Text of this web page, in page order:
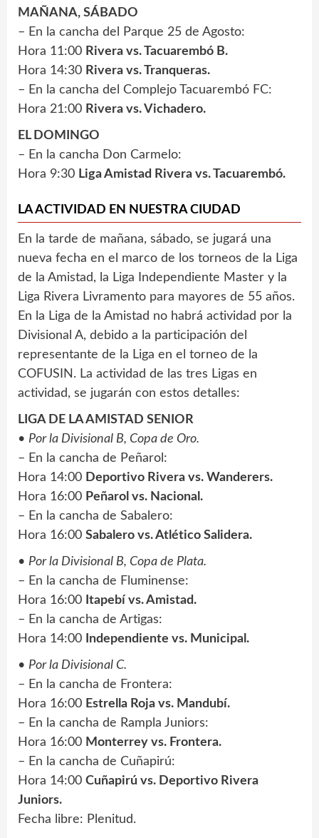
MAÑANA, SÁBADO
– En la cancha del Parque 25 de Agosto:
Hora 11:00 Rivera vs. Tacuarembó B.
Hora 14:30 Rivera vs. Tranqueras.
– En la cancha del Complejo Tacuarembó FC:
Hora 21:00 Rivera vs. Vichadero.
EL DOMINGO
– En la cancha Don Carmelo:
Hora 9:30 Liga Amistad Rivera vs. Tacuarembó.
LA ACTIVIDAD EN NUESTRA CIUDAD
En la tarde de mañana, sábado, se jugará una
nueva fecha en el marco de los torneos de la Liga
de la Amistad, la Liga Independiente Master y la
Liga Rivera Livramento para mayores de 55 años.
En la Liga de la Amistad no habrá actividad por la
Divisional A, debido a la participación del
representante de la Liga en el torneo de la
COFUSIN. La actividad de las tres Ligas en
actividad, se jugarán con estos detalles:
LIGA DE LA AMISTAD SENIOR
• Por la Divisional B, Copa de Oro.
– En la cancha de Peñarol:
Hora 14:00 Deportivo Rivera vs. Wanderers.
Hora 16:00 Peñarol vs. Nacional.
– En la cancha de Sabalero:
Hora 16:00 Sabalero vs. Atlético Salidera.
• Por la Divisional B, Copa de Plata.
– En la cancha de Fluminense:
Hora 16:00 Itapebí vs. Amistad.
– En la cancha de Artigas:
Hora 14:00
Independiente vs. Municipal.
• Por la Divisional C.
– En la cancha de Frontera:
Hora 16:00 Estrella Roja vs. Mandubí.
– En la cancha de Rampla Juniors:
Hora 16:00 Monterrey vs. Frontera.
– En la cancha de Cuñapirú:
Hora 14:00 Cuñapirú vs. Deportivo Rivera
Juniors.
Fecha libre: Plenitud.